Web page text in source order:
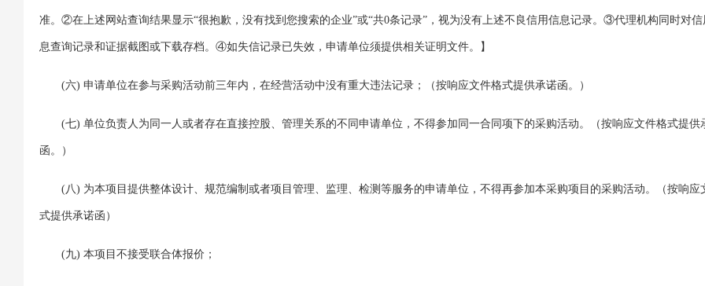
准。②在上述网站查询结果显示“很抱歉，没有找到您搜索的企业”或“共0条记录”，视为没有上述不良信用信息记录。③代理机构同时对信
息查询记录和证据截图或下载存档。④如失信记录已失效，申请单位须提供相关证明文件。】
(六) 申请单位在参与采购活动前三年内，在经营活动中没有重大违法记录；（按响应文件格式提供承诺函。）
(七) 单位负责人为同一人或者存在直接控股、管理关系的不同申请单位，不得参加同一合同项下的采购活动。（按响应文件格式提供
函。）
(八) 为本项目提供整体设计、规范编制或者项目管理、监理、检测等服务的申请单位，不得再参加本采购项目的采购活动。（按响应
式提供承诺函）
(九) 本项目不接受联合体报价；